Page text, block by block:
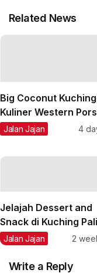
Related News
Big Coconut
Kuliner Western
Jumbo, Enak, &
Jalan Jajan 4
Jelajah Dessert and
Snack di Kuching
Hits untuk
Jalan Jajan 2
Write a Reply